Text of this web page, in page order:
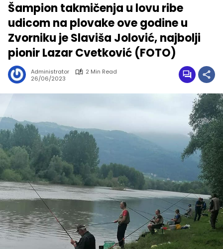
Šampion takmičenja u lovu ribe
udicom na plovake ove godine u
Zvorniku je Slaviša Jolović, najbolji
pionir Lazar Cvetković (FOTO)
Administrator
2 Min Read
26/06/2023